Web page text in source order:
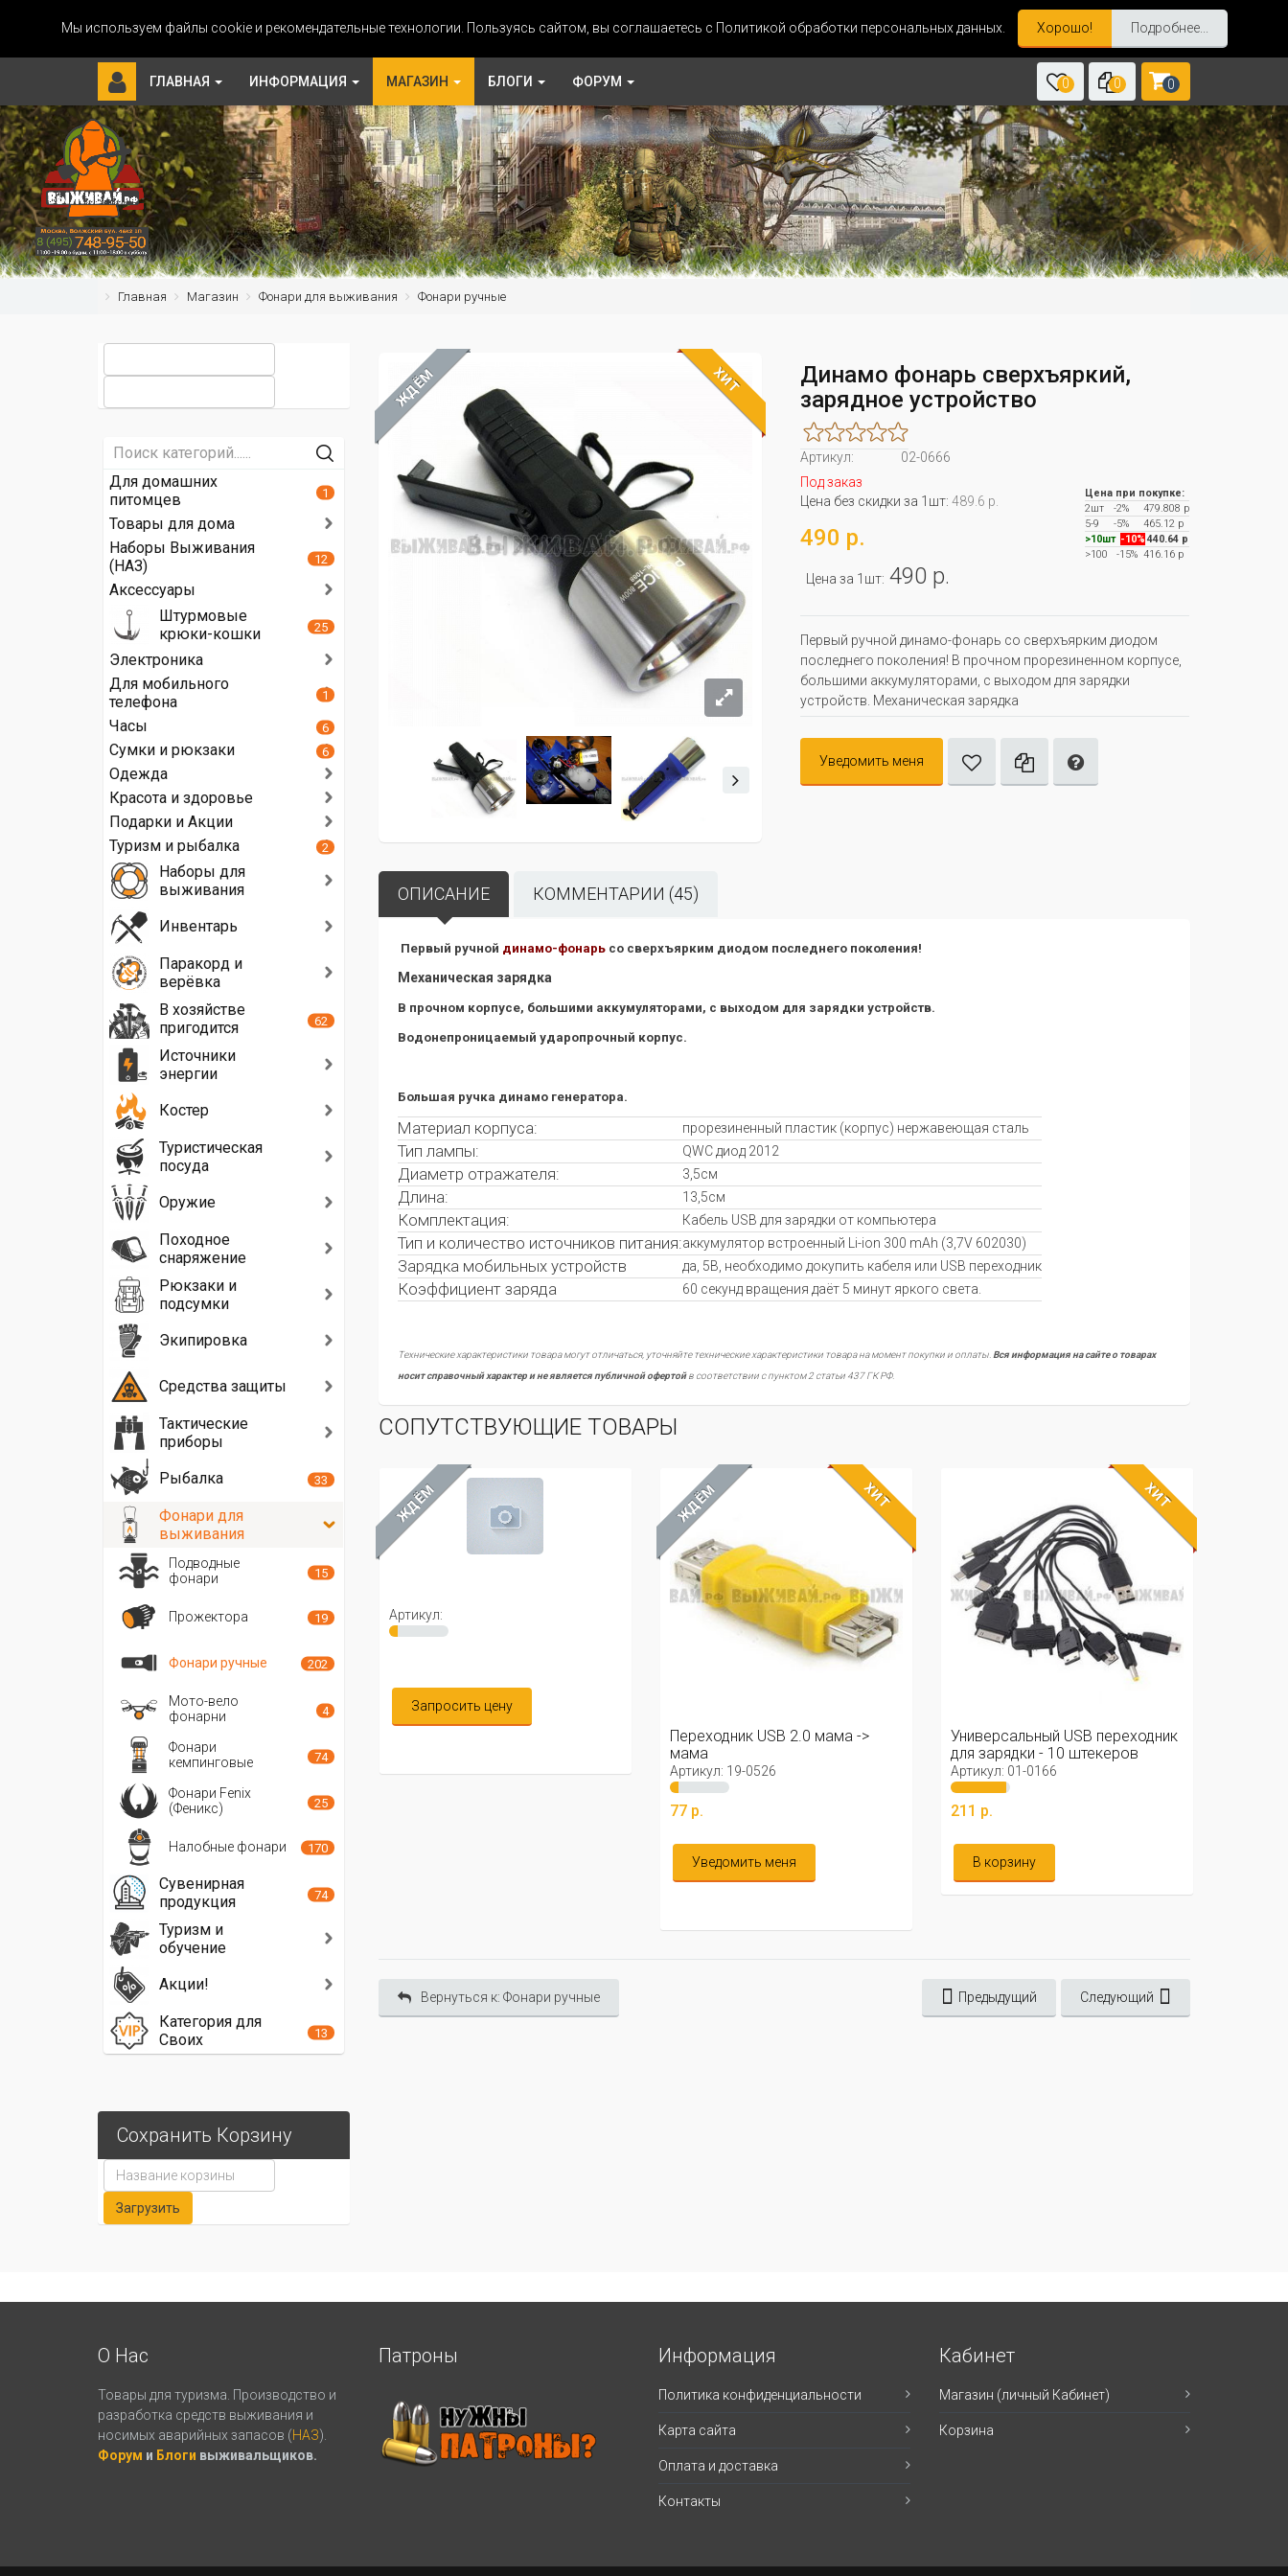
Мы используем файлы cookie и рекомендательные технологии. Пользуясь сайтом, вы соглашаетесь с Политикой обработки персональных данных. Хорошо! Подробнее...
ГЛАВНАЯ ИНФОРМАЦИЯ МАГАЗИН БЛОГИ ФОРУМ 0 0 0
Главная Магазин Фонари для выживания Фонари ручные
ЖДЁМ ХИТ
Динамо фонарь сверхъяркий,
зарядное устройство
Артикул:
02-0666
Под заказ
Цена без скидки за 1шт: 489.6 р.
490 р.
Цена за 1шт: 490 р.
Цена при покупке:
2шт
-2%
479.808 р
5-9
-5%
465.12 р
>10шт -10%440.64 р
>100
-15%416.16 р
Первый ручной динамо-фонарь со сверхъярким диодом
последнего поколения! В прочном прорезиненном корпусе,
большими аккумуляторами, с выходом для зарядки
устройств. Механическая зарядка
Уведомить меня
ОПИСАНИЕ КОММЕНТАРИИ (45)
Первый ручной динамо-фонарьсо сверхъярким диодом последнего поколения!
Механическая зарядка
В прочном корпусе, большими аккумуляторами, с выходом для зарядки устройств.
Водонепроницаемый ударопрочный корпус.
Большая ручка динамо генератора.
Материал корпуса: прорезиненный пластик (корпус) нержавеющая сталь
Тип лампы: QWC диод 2012
Диаметр отражателя: 3,5см
Длина: 13,5см
Комплектация: Кабель USB для зарядки от компьютера
Тип и количество источников питания:аккумулятор встроенный Li-ion 300 mAh (3,7V 602030)
Зарядка мобильных устройств да, 5В, необходимо докупить кабеля или USB переходник
Коэффициент заряда 60 секунд вращения даёт 5 минут яркого света.
Технические характеристики товара могут отличаться, уточняйте технические характеристики товара на момент покупки и оплаты. Вся информация на сайте о товарах
носит справочный характер и не является публичной офертойв соответствии с пунктом 2 статьи 437 ГК РФ.
СОПУТСТВУЮЩИЕ ТОВАРЫ
ЖДЁМ
Артикул:
Запросить цену
ЖДЁМ ХИТ
Переходник USB 2.0 мама ->
мама
Артикул: 19-0526
77 р.
Уведомить меня
ХИТ
Универсальный USB переходник
для зарядки - 10 штекеров
Артикул: 01-0166
211 р.
В корзину
Вернуться к: Фонари ручные Предыдущий Следующий
Для домашних
питомцев
1
Товары для дома
Наборы Выживания
(НАЗ)
12
Аксессуары
Штурмовые
крюки-кошки
25
Электроника
Для мобильного
телефона
1
Часы 6
Сумки и рюкзаки 6
Одежда
Красота и здоровье
Подарки и Акции
Туризм и рыбалка
2
Наборы для
выживания
Инвентарь
Паракорд и
верёвка
В хозяйстве
пригодится
62
Источники
энергии
Костер
Туристическая
посуда
Оружие
Походное
снаряжение
Рюкзаки и
подсумки
Экипировка
Средства защиты
Тактические
приборы
Рыбалка
33
Фонари для
выживания
Подводные
фонари
15
Прожектора 19
Фонари ручные 202
Мото-вело
фонарни
4
Фонари
кемпинговые
74
Фонари Fenix
(Феникс)
25
Налобные фонари 170
Сувенирная
продукция
74
Туризм и
обучение
Акции!
Категория для
Своих
13
Сохранить Корзину
О Нас
Товары для туризма. Производство и
разработка средств выживания и
носимых аварийных запасов (НАЗ).
Форум и Блоги выживальщиков.
Патроны Информация
Политика конфиденциальности
Карта сайта
Оплата и доставка
Контакты
Кабинет
Магазин (личный Кабинет)
Корзина